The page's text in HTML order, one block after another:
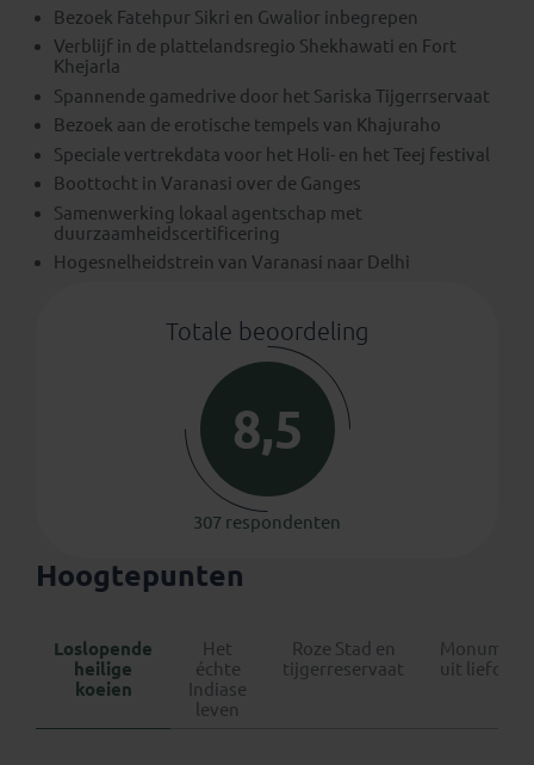
Bezoek Fatehpur Sikri en Gwalior inbegrepen
Verblijf in de plattelandsregio Shekhawati en Fort
Khejarla
Spannende gamedrive door het Sariska Tijgerrservaat
Bezoek aan de erotische tempels van Khajuraho
Speciale vertrekdata voor het Holi- en het Teej festival
Boottocht in Varanasi over de Ganges
Samenwerking lokaal agentschap met
duurzaamheidscertificering
Hogesnelheidstrein van Varanasi naar Delhi
Totale beoordeling
8,5
307 respondenten
Hoogtepunten
Loslopende
heilige
koeien
Het
échte
Indiase
leven
Roze Stad en
tijgerreservaat
Monument
uit liefde…